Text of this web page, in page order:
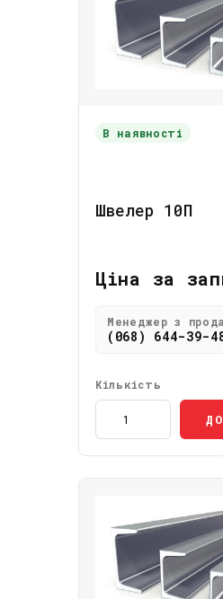
В наявності
Швелер 10П
Ціна за
Менеджер з
(068) 644-39-
Кількість